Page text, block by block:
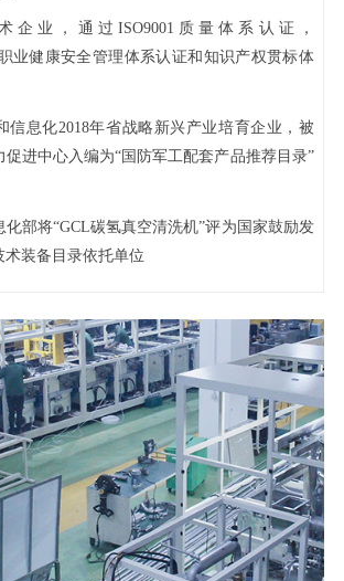
企业，通过ISO9001质量体系认证，
职业健康安全管理体系认证和知识产权贯标体
信息化2018年省战略新兴产业培育企业，被
促进中心入编为“国防军工配套产品推荐目录”
化部将“GCL碳氢真空清洗机”评为国家鼓励发
术装备目录依托单位